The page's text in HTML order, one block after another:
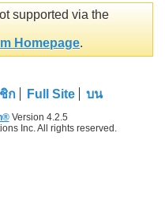
supported via the
Homepage.
ก Full Site บน
Version 4.2.5
Inc. All rights reserved.